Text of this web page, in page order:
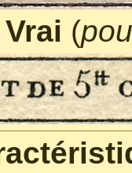
Vrai (